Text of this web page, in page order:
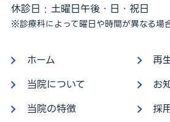
休診日 : 土曜日午後・日・祝日
※診療科によって曜日や時間が異なる場
ホーム
当院について
当院の特徴
再
お
採